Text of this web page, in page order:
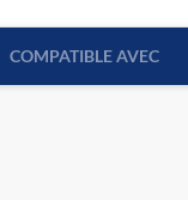
COMPATIBLE AVEC